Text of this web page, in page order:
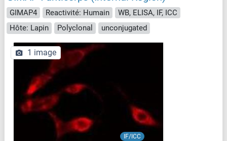
GIMAP4 Reactivité: Humain
WB, ELISA, IF, ICC
Hôte: Lapin
Polyclonal unconjugated
IF/ICC
1 image